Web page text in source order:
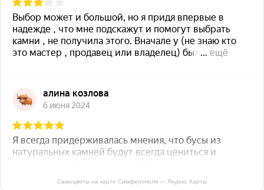
Самоцветы на карте Симферополя — Яндекс Карты